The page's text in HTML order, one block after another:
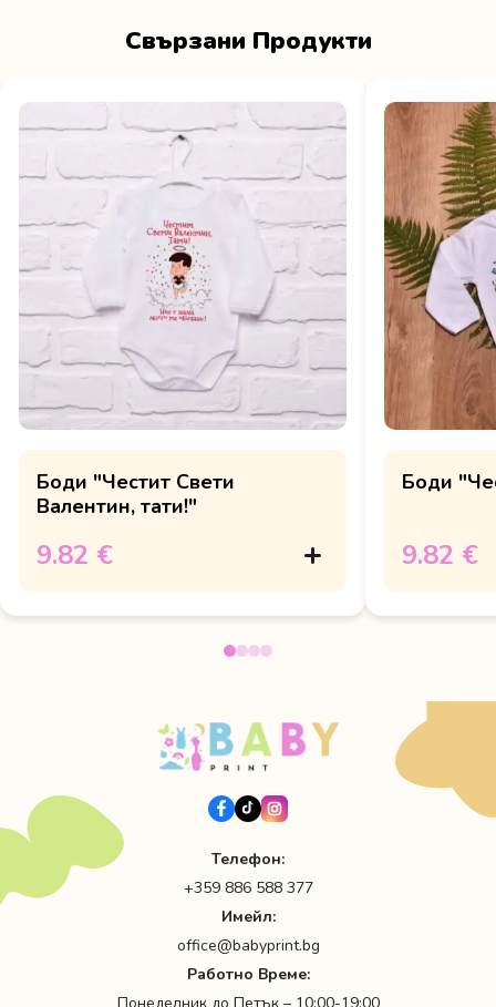
Свързани Продукти
Боди "Честит Свети
Валентин, тати!"
9.82 €
Боди
9.82 €
Телефон:
+359 886 588 377
Имейл:
office@babyprint.bg
Работно Време: